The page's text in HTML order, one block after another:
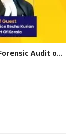
Audit o...